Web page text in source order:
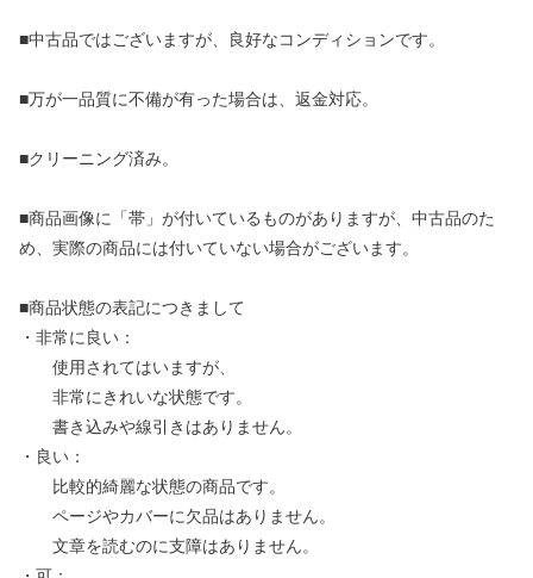
■中古品ではございますが、良好なコンディションです。
■万が一品質に不備が有った場合は、返金対応。
■クリーニング済み。
■商品画像に「帯」が付いているものがありますが、中古品のた
め、実際の商品には付いていない場合がございます。
■商品状態の表記につきまして
・非常に良い：
使用されてはいますが、
非常にきれいな状態です。
書き込みや線引きはありません。
・良い：
比較的綺麗な状態の商品です。
ページやカバーに欠品はありません。
文章を読むのに支障はありません。